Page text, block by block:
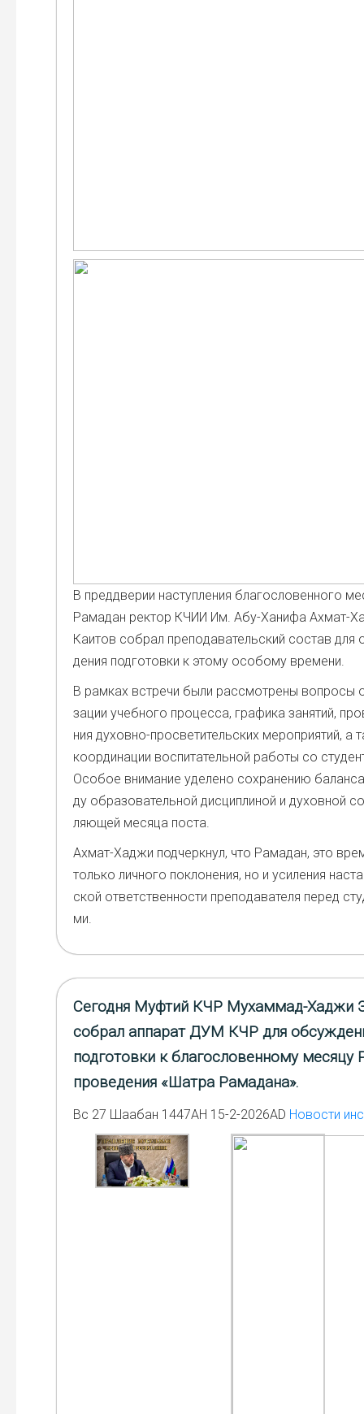
В пред­две­рии наступ­ле­ния бла­го­сло­вен­но­го
Рама­дан рек­тор КЧИИ Им. Абу-Хани­фа Ахмат-
Каи­тов собрал пре­по­да­ва­тель­ский состав
де­ния под­го­тов­ки к это­му осо­бо­му вре­ме­ни.
В рам­ках встре­чи были рас­смот­ре­ны вопро­сы
за­ции учеб­но­го про­цес­са, гра­фи­ка заня­тий,
ния духов­но-про­све­ти­тель­ских меро­при­я­тий, а
коор­ди­на­ции вос­пи­та­тель­ной рабо­ты со
Осо­бое вни­ма­ние уде­ле­но сохра­не­нию
ду обра­зо­ва­тель­ной дис­ци­пли­ной и духов­ной
ля­ю­щей меся­ца поста.
Ахмат-Хаджи под­черк­нул, что Рама­дан, это
толь­ко лич­но­го покло­не­ния, но и уси­ле­ния
ской ответ­ствен­но­сти пре­по­да­ва­те­ля перед
ми.
Сегодня Муфтий КЧР Мухаммад-Хаджи
собрал аппарат ДУМ КЧР для
подготовки к благословенному месяцу
проведения «Шатра Рамадана».
Вс 27 Шаабан 1447AH 15-2-2026AD Новости